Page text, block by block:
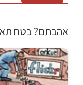
אהבתם? בטח